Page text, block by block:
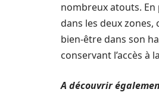
nombreux atouts.
dans les deux
bien-être dans son
conservant l’accès à
A découvrir